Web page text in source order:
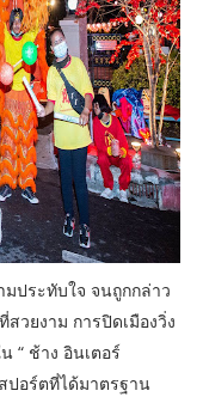
ประทับใจ จนถูกกล่าว
วยงาม การปิดเมืองวิ่ง
“ ช้าง อินเตอร์
ปอร์ตที่ได้มาตรฐาน